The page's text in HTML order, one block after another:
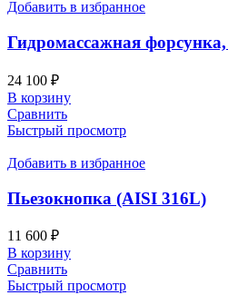
Добавить в избранное
Гидромассажная
24 100 ₽
В корзину
Сравнить
Быстрый просмотр
Добавить в избранное
Пьезокнопка (AISI 316L)
11 600 ₽
В корзину
Сравнить
Быстрый просмотр